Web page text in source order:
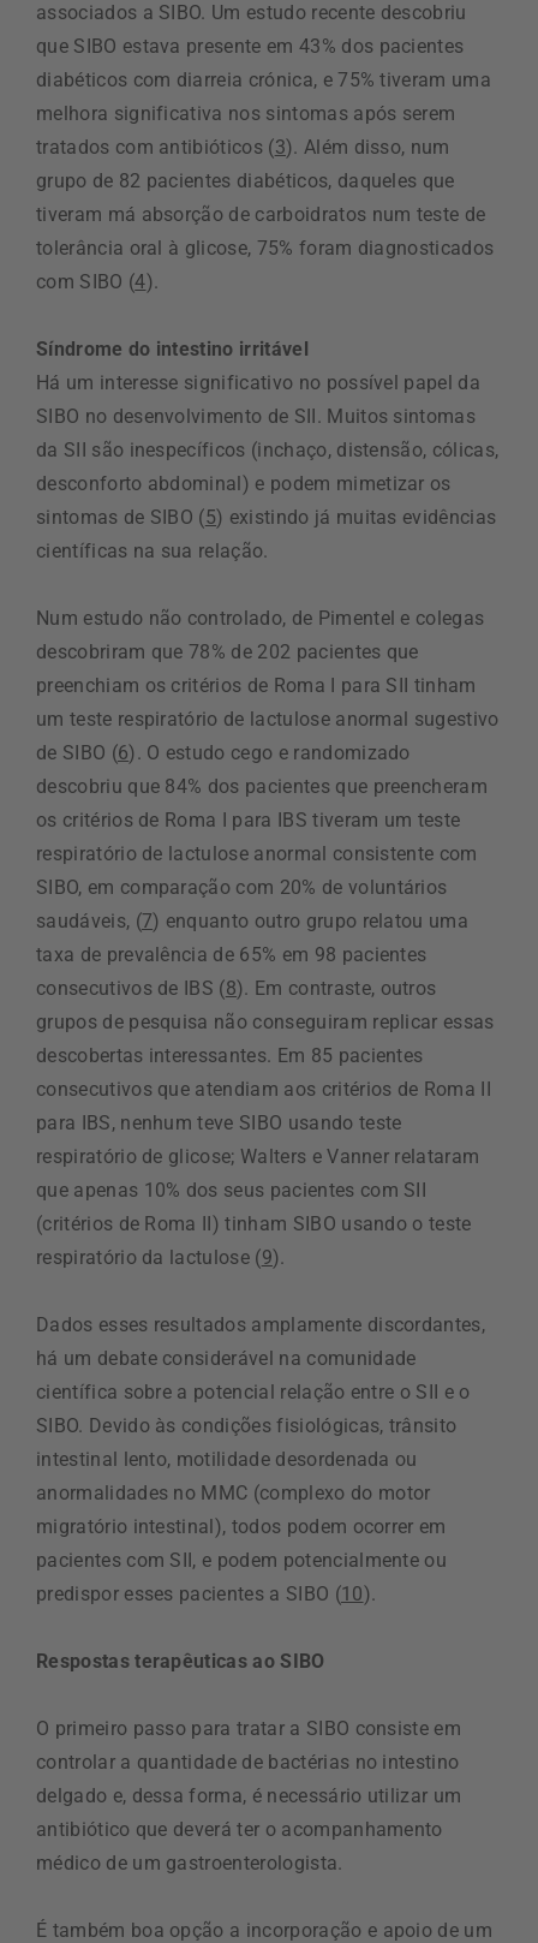
associados a SIBO. Um estudo recente descobriu
que SIBO estava presente em 43% dos pacientes
diabéticos com diarreia crónica, e 75% tiveram uma
melhora significativa nos sintomas após serem
tratados com antibióticos (3). Além disso, num
grupo de 82 pacientes diabéticos, daqueles que
tiveram má absorção de carboidratos num teste de
tolerância oral à glicose, 75% foram diagnosticados
com SIBO (4).
Síndrome do intestino irritável
Há um interesse significativo no possível papel da
SIBO no desenvolvimento de SII. Muitos sintomas
da SII são inespecíficos (inchaço, distensão, cólicas,
desconforto abdominal) e podem mimetizar os
sintomas de SIBO (5) existindo já muitas evidências
científicas na sua relação.
Num estudo não controlado, de Pimentel e colegas
descobriram que 78% de 202 pacientes que
preenchiam os critérios de Roma I para SII tinham
um teste respiratório de lactulose anormal sugestivo
de SIBO (6). O estudo cego e randomizado
descobriu que 84% dos pacientes que preencheram
os critérios de Roma I para IBS tiveram um teste
respiratório de lactulose anormal consistente com
SIBO, em comparação com 20% de voluntários
saudáveis, (7) enquanto outro grupo relatou uma
taxa de prevalência de 65% em 98 pacientes
consecutivos de IBS (8). Em contraste, outros
grupos de pesquisa não conseguiram replicar essas
descobertas interessantes. Em 85 pacientes
consecutivos que atendiam aos critérios de Roma II
para IBS, nenhum teve SIBO usando teste
respiratório de glicose; Walters e Vanner relataram
que apenas 10% dos seus pacientes com SII
(critérios de Roma II) tinham SIBO usando o teste
respiratório da lactulose (9).
Dados esses resultados amplamente discordantes,
há um debate considerável na comunidade
científica sobre a potencial relação entre o SII e o
SIBO. Devido às condições fisiológicas, trânsito
intestinal lento, motilidade desordenada ou
anormalidades no MMC (complexo do motor
migratório intestinal), todos podem ocorrer em
pacientes com SII, e podem potencialmente ou
predispor esses pacientes a SIBO (10).
Respostas terapêuticas ao SIBO
O primeiro passo para tratar a SIBO consiste em
controlar a quantidade de bactérias no intestino
delgado e, dessa forma, é necessário utilizar um
antibiótico que deverá ter o acompanhamento
médico de um gastroenterologista.
É também boa opção a incorporação e apoio de um